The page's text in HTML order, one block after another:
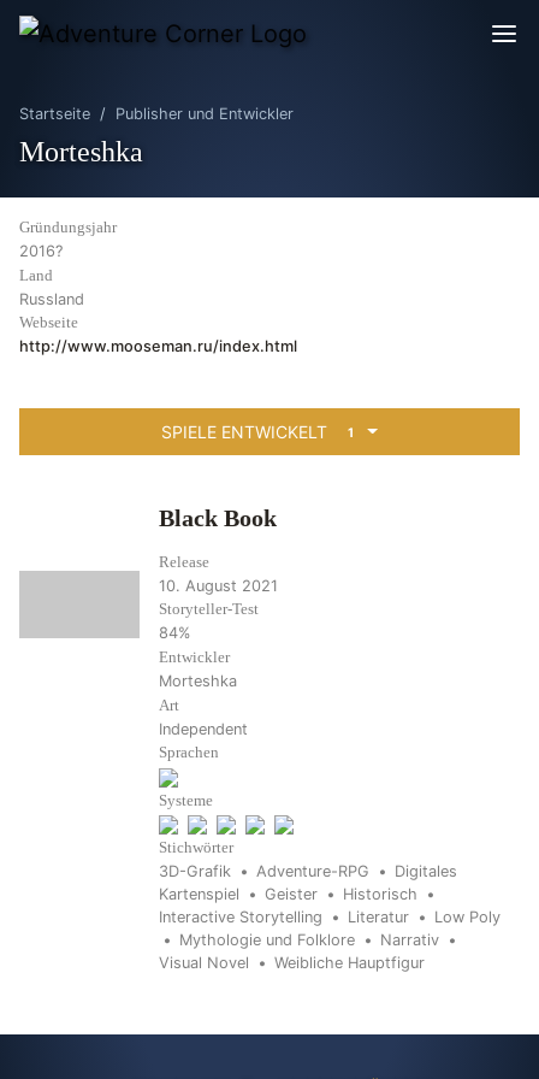
Startseite Publisher und Entwickler
Morteshka
Gründungsjahr
2016?
Land
Russland
Webseite
http://www.mooseman.ru/index.html
Black Book
Release
10. August 2021
Storyteller-Test
84%
Entwickler
Morteshka
Art
Independent
Sprachen
Systeme
Stichwörter
3D-Grafik Adventure-RPG
Digitales
Kartenspiel
Geister
Historisch
Interactive Storytelling
Literatur
Low Poly
Mythologie und Folklore
Narrativ
Visual Novel
Weibliche Hauptfigur
SPIELE ENTWICKELT 1